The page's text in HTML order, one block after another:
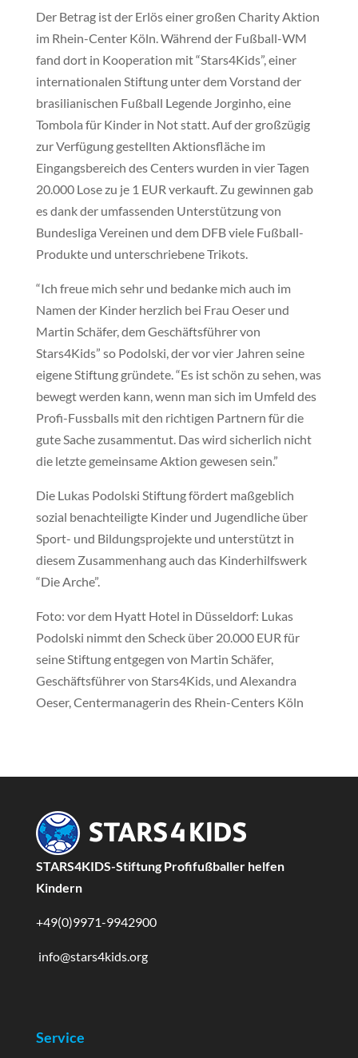
Der Betrag ist der Erlös einer großen Charity Aktion
im Rhein-Center Köln. Während der Fußball-WM
fand dort in Kooperation mit “Stars4Kids”, einer
internationalen Stiftung unter dem Vorstand der
brasilianischen Fußball Legende Jorginho, eine
Tombola für Kinder in Not statt. Auf der großzügig
zur Verfügung gestellten Aktionsfläche im
Eingangsbereich des Centers wurden in vier Tagen
20.000 Lose zu je 1 EUR verkauft. Zu gewinnen gab
es dank der umfassenden Unterstützung von
Bundesliga Vereinen und dem DFB viele Fußball-
Produkte und unterschriebene Trikots.
“Ich freue mich sehr und bedanke mich auch im
Namen der Kinder herzlich bei Frau Oeser und
Martin Schäfer, dem Geschäftsführer von
Stars4Kids” so Podolski, der vor vier Jahren seine
eigene Stiftung gründete. “Es ist schön zu sehen, was
bewegt werden kann, wenn man sich im Umfeld des
Profi-Fussballs mit den richtigen Partnern für die
gute Sache zusammentut. Das wird sicherlich nicht
die letzte gemeinsame Aktion gewesen sein.”
Die Lukas Podolski Stiftung fördert maßgeblich
sozial benachteiligte Kinder und Jugendliche über
Sport- und Bildungsprojekte und unterstützt in
diesem Zusammenhang auch das Kinderhilfswerk
“Die Arche”.
Foto: vor dem Hyatt Hotel in Düsseldorf: Lukas
Podolski nimmt den Scheck über 20.000 EUR für
seine Stiftung entgegen von Martin Schäfer,
Geschäftsführer von Stars4Kids, und Alexandra
Oeser, Centermanagerin des Rhein-Centers Köln
STARS4KIDS-Stiftung Profifußballer helfen
Kindern
+49(0)9971-9942900
info@stars4kids.org
Service